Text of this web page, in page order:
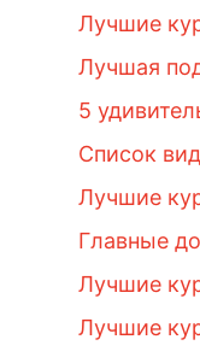
Лучшие
Лучшая
5
Список
Лучшие
Главные
Лучшие
Лучшие